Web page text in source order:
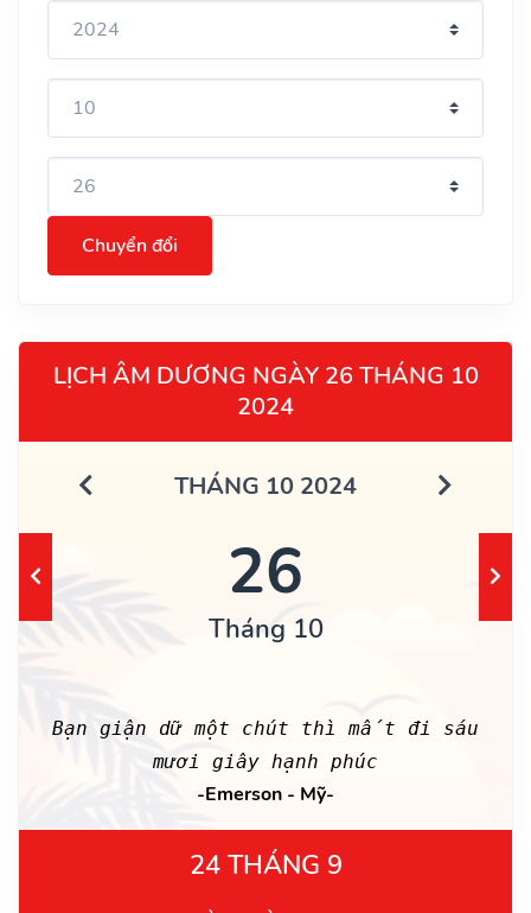
Chuyển đổi
LỊCH ÂM DƯƠNG NGÀY 26 THÁNG 10
2024
THÁNG 10 2024
26
Tháng 10
Bạn giận dữ một chút thì mất đi sáu
mươi giây hạnh phúc
-Emerson - Mỹ-
24 THÁNG 9